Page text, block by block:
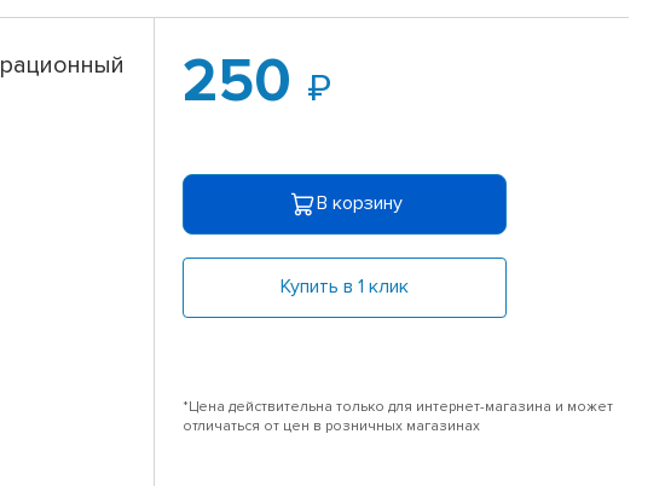
250
В корзину
Купить в 1 клик
*Цена действительна только для интернет-магазина и может
отличаться от цен в розничных магазинах